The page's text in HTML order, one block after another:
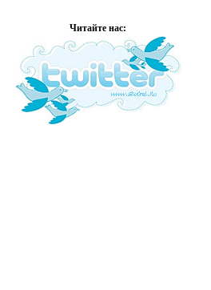
Читайте нас: